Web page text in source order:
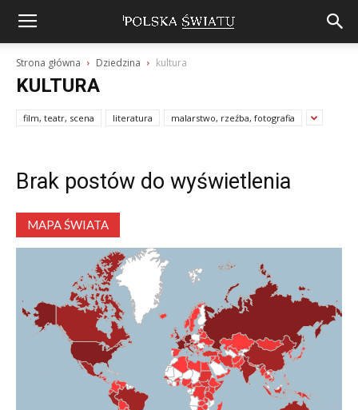
Strona główna Dziedzina kultura
KULTURA
film, teatr, scena literatura malarstwo, rzeźba, fotografia
Brak postów do wyświetlenia
MAPA ŚWIATA